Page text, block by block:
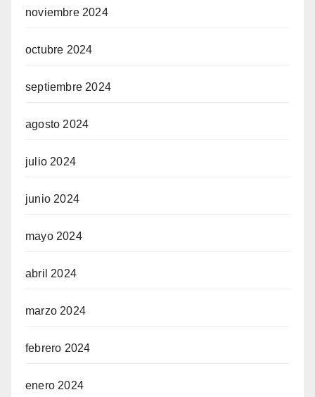
noviembre 2024
octubre 2024
septiembre 2024
agosto 2024
julio 2024
junio 2024
mayo 2024
abril 2024
marzo 2024
febrero 2024
enero 2024